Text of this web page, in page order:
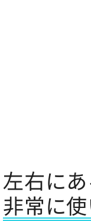
左右に
非常に